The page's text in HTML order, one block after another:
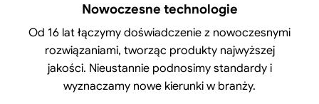
Nowoczesne technologie
Od 16 lat łączymy doświadczenie z nowoczesnymi
rozwiązaniami, tworząc produkty najwyższej
jakości. Nieustannie podnosimy standardy i
wyznaczamy nowe kierunki w branży.